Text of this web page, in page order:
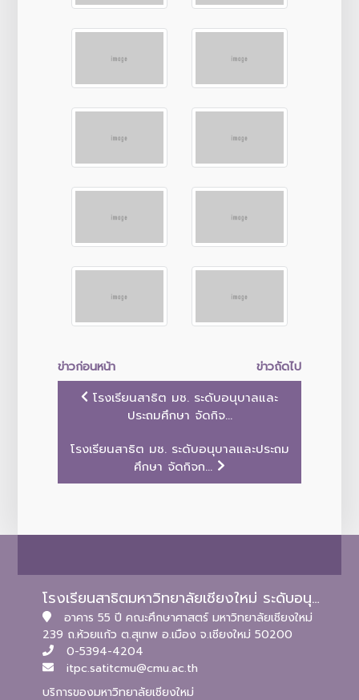
ข่าวก่อนหน้า
ข่าวถัดไป
โรงเรียนสาธิต มช. ระดับอนุบาลและ
ประถมศึกษา จัดกิจ...
โรงเรียนสาธิต มช. ระดับอนุบาลและประถม
ศึกษา จัดกิจก...
โรงเรียนสาธิตมหาวิทยาลัยเชียงใหม่ ระดับอนุบาลและประถมศึกษา
อาคาร 55 ปี คณะศึกษาศาสตร์ มหาวิทยาลัยเชียงใหม่
239 ถ.ห้วยแก้ว ต.สุเทพ อ.เมือง จ.เชียงใหม่ 50200
0-5394-4204
itpc.satitcmu@cmu.ac.th
บริการของมหาวิทยาลัยเชียงใหม่